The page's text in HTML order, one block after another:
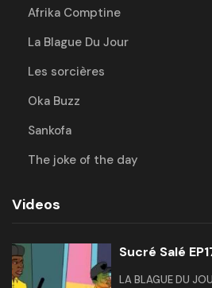
Afrika Comptine
La Blague Du Jour
Les sorcières
Oka Buzz
Sankofa
The joke of the day
Videos
Sucré Salé
LA BLAGUE DU